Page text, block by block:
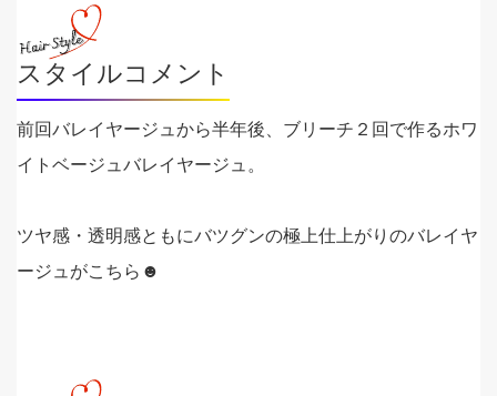
スタイルコメント
前回バレイヤージュから半年後、ブリーチ２回で作るホワ
イトベージュバレイヤージュ。
ツヤ感・透明感ともにバツグンの極上仕上がりのバレイヤ
ージュがこちら☻